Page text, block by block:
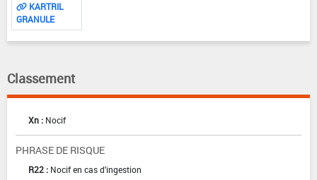
KARTRIL
GRANULE
Classement
Xn : Nocif
PHRASE DE RISQUE
R22 : Nocif en cas d'ingestion